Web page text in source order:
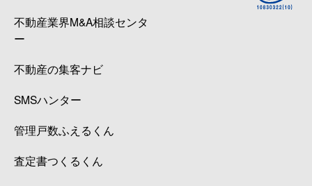
不動産業界M&A相談センタ
ー
不動産の集客ナビ
SMSハンター
管理戸数ふえるくん
査定書つくるくん